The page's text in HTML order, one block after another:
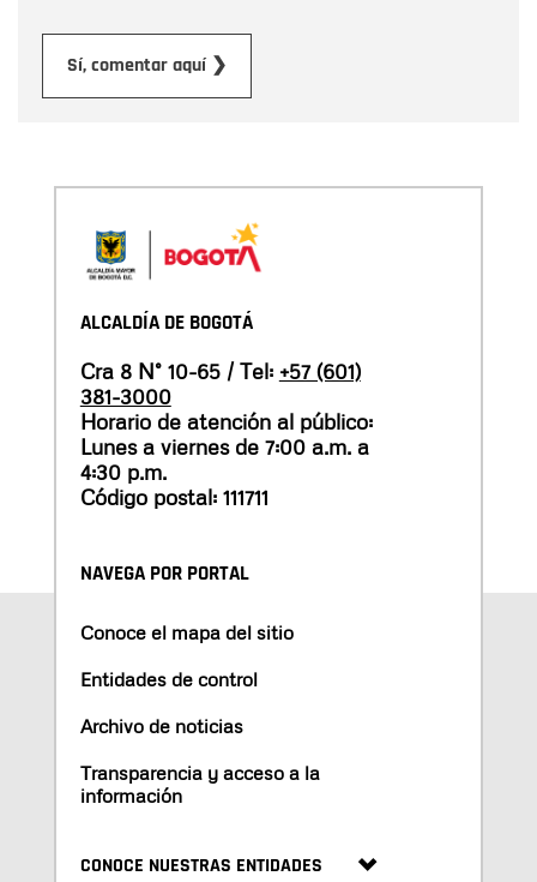
Sí, comentar aquí ❯
ALCALDÍA DE BOGOTÁ
Cra 8 N° 10-65 / Tel: +57 (601)
381-3000
Horario de atención al público:
Lunes a viernes de 7:00 a.m. a
4:30 p.m.
Código postal: 111711
NAVEGA POR PORTAL
Conoce el mapa del sitio
Entidades de control
Archivo de noticias
Transparencia y acceso a la
información
CONOCE NUESTRAS ENTIDADES